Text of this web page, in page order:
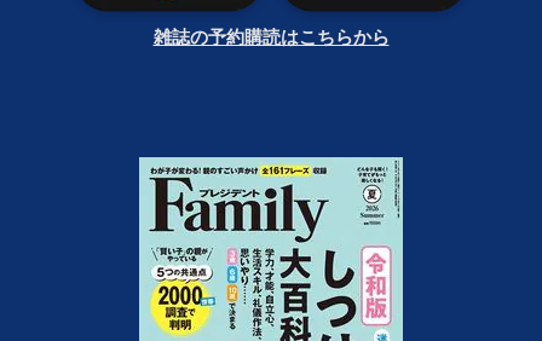
雑誌の予約購読はこちらから